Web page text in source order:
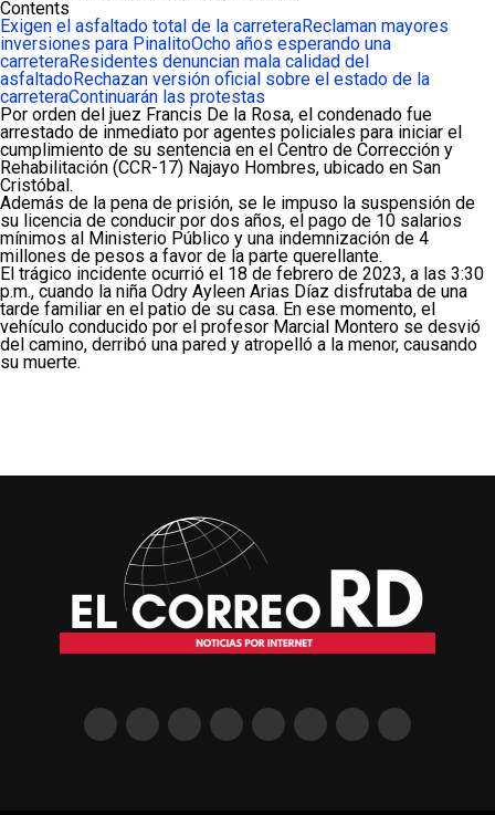
Contents
Exigen el asfaltado total de la carreteraReclaman mayores
inversiones para PinalitoOcho años esperando una
carreteraResidentes denuncian mala calidad del
asfaltadoRechazan versión oficial sobre el estado de la
carreteraContinuarán las protestas
Por orden del juez Francis De la Rosa, el condenado fue
arrestado de inmediato por agentes policiales para iniciar el
cumplimiento de su sentencia en el Centro de Corrección y
Rehabilitación (CCR-17) Najayo Hombres, ubicado en San
Cristóbal.
Además de la pena de prisión, se le impuso la suspensión de
su licencia de conducir por dos años, el pago de 10 salarios
mínimos al Ministerio Público y una indemnización de 4
millones de pesos a favor de la parte querellante.
El trágico incidente ocurrió el 18 de febrero de 2023, a las 3:30
p.m., cuando la niña Odry Ayleen Arias Díaz disfrutaba de una
tarde familiar en el patio de su casa. En ese momento, el
vehículo conducido por el profesor Marcial Montero se desvió
del camino, derribó una pared y atropelló a la menor, causando
su muerte.